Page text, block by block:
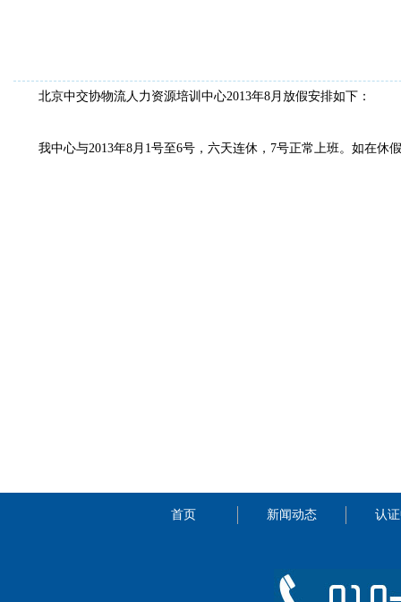
北京中交协物流人力资源培训中心2013年8月放假安排如下：
我中心与2013年8月1号至6号，六天连休，7号正常上班。如在
首页 新闻动态 认